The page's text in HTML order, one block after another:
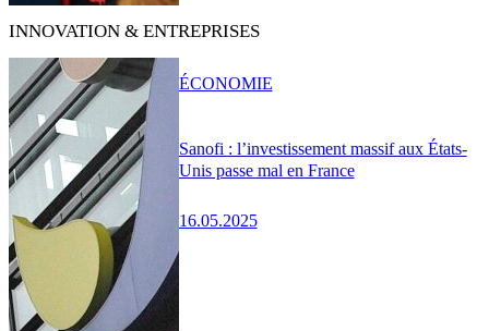
INNOVATION & ENTREPRISES
Sanofi : l’investissement massif aux États-
Unis passe mal en France
16.05.2025
ÉCONOMIE